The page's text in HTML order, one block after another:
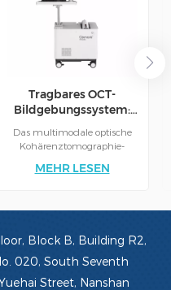
Tragbares OCT-
Bildgebungssystem:
Das multimodale optische
Kohärenztomographie-
fortschrittliches
Diagnosefunktionen. Es
Bildauflösung und Leistung
für die detaillierte
Visualisierung von
Gewebestrukturen.
MEHR LESEN
Block B, Building R2,
020, South Seventh
Street, Nanshan